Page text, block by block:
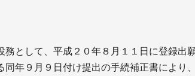
として、平成２０年８月１１日に登録出
年９月９日付け提出の手続補正書により